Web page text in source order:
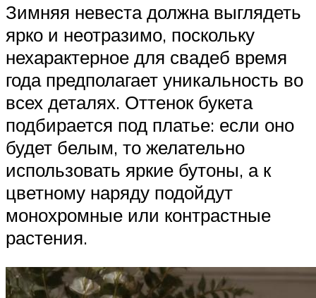
Зимняя невеста должна выглядеть
ярко и неотразимо, поскольку
нехарактерное для свадеб время
года предполагает уникальность во
всех деталях. Оттенок букета
подбирается под платье: если оно
будет белым, то желательно
использовать яркие бутоны, а к
цветному наряду подойдут
монохромные или контрастные
растения.